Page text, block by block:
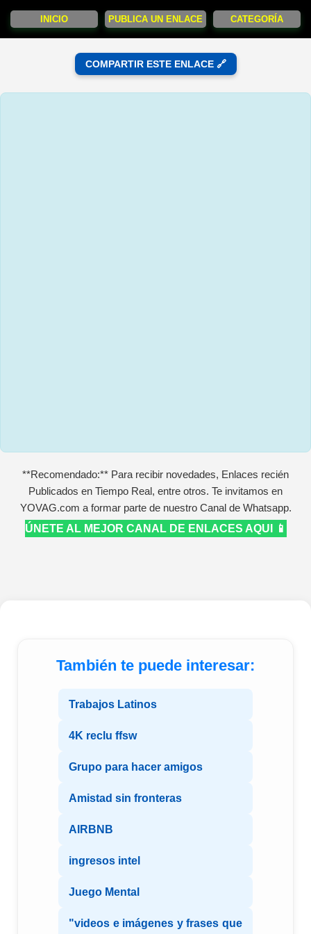
INICIO PUBLICA UN ENLACE CATEGORÍA
COMPARTIR ESTE ENLACE 🔗
**Recomendado:** Para recibir novedades, Enlaces recién
Publicados en Tiempo Real, entre otros. Te invitamos en
YOVAG.com a formar parte de nuestro Canal de Whatsapp.
ÚNETE AL MEJOR CANAL DE ENLACES AQUI 📱
También te puede interesar:
Trabajos Latinos
4K reclu ffsw
Grupo para hacer amigos
Amistad sin fronteras
AIRBNB
ingresos intel
Juego Mental
"videos e imágenes y frases que